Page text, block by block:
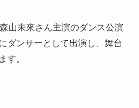
山未來さん主演のダンス公演
ダンサーとして出演し、舞台
す。